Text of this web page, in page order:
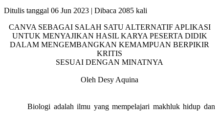
Ditulis tanggal 06 Jun 2023 | Dibaca 2085 kali
CANVA SEBAGAI SALAH SATU ALTERNATIF APLIKASI
UNTUK MENYAJIKAN HASIL KARYA PESERTA DIDIK
DALAM MENGEMBANGKAN KEMAMPUAN BERPIKIR
KRITIS
SESUAI DENGAN MINATNYA
Oleh Desy Aquina
Biologi adalah ilmu yang mempelajari makhluk hidup dan